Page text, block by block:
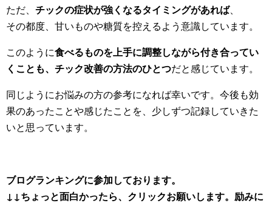
ただ、 チックの症状が強くなるタイミングがあれば、
その都度、甘いものや糖質を控えるよう意識しています。
このように食べるものを上手に調整しながら付き合ってい
くことも、チック改善の方法のひとつだと感じています。
同じようにお悩みの方の参考になれば幸いです。今後も効
果のあったことや感じたことを、少しずつ記録していきた
いと思っています。
ブログランキングに参加しております。
↓↓ちょっと面白かったら、クリックお願いします。励みに